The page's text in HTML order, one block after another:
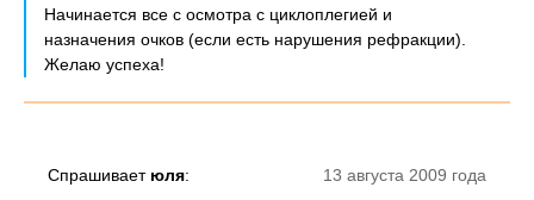
Начинается все с осмотра с циклоплегией и
назначения очков (если есть нарушения рефракции).
Желаю успеха!
13 августа 2009 года
Спрашивает юля: